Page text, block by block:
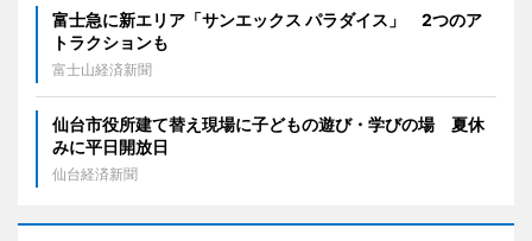
富士急に新エリア「サンエックス パラダイス」 2つのア
トラクションも
富士山経済新聞
仙台市役所建て替え現場に子どもの遊び・学びの場 夏休
みに平日開放日
仙台経済新聞